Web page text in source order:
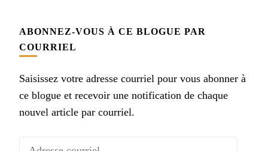
ABONNEZ-VOUS À CE BLOGUE PAR
COURRIEL
Saisissez votre adresse courriel pour vous abonner à
ce blogue et recevoir une notification de chaque
nouvel article par courriel.
Adresse